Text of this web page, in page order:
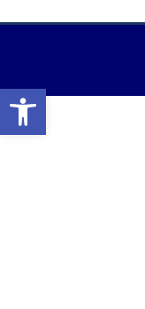
Abrir a